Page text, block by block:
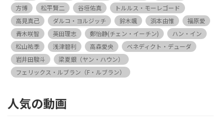
方博
松平賢二 谷垣佑真
トルルス・モーレゴード
高見真己
ダルコ・ヨルジッチ 鈴木颯 浜本由惟
福原愛
青木咲智
英田理志 鄭怡静(チェン・イーチン)
ハン・イン
松山祐季
浅津碧利 高森愛央
ベネディクト・デューダ
岩井田駿斗
梁夏銀（ヤン・ハウン）
フェリックス・ルブラン（F・ルブラン）
人気の動画